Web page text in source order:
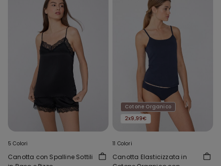
5 Colori
Canotta con Spalline Sottili
Cotone Organico
2x9,99€
11 Colori
Canotta Elasticizzata in